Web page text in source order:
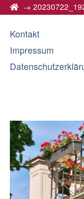
→
Kontakt
Impressum